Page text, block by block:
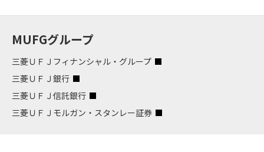
MUFGグループ
三菱ＵＦＪフィナンシャル・グループ
三菱ＵＦＪ銀行
三菱ＵＦＪ信託銀行
三菱ＵＦＪモルガン・スタンレー証券